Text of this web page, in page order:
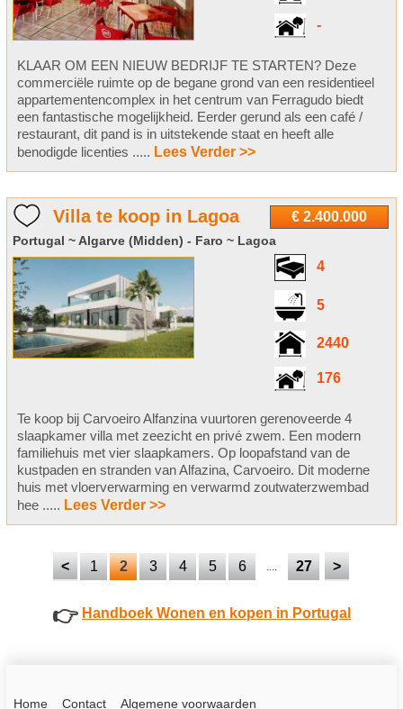
-
KLAAR OM EEN NIEUW BEDRIJF TE STARTEN? Deze
commerciële ruimte op de begane grond van een residentieel
appartementencomplex in het centrum van Ferragudo biedt
een fantastische mogelijkheid. Eerder gerund als een café /
restaurant, dit pand is in uitstekende staat en heeft alle
benodigde licenties ..... Lees Verder >>
€ 2.400.000
Villa te koop in Lagoa
Portugal ~ Algarve (Midden) - Faro ~ Lagoa
4
5
2440
176
Te koop bij Carvoeiro Alfanzina vuurtoren gerenoveerde 4
slaapkamer villa met zeezicht en privé zwem. Een modern
familiehuis met vier slaapkamers. Op loopafstand van de
kustpaden en stranden van Alfazina, Carvoeiro. Dit moderne
huis met vloerverwarming en verwarmd zoutwaterzwembad
hee ..... Lees Verder >>
< 1 2 3 4 5 6 .... 27 >
👉 Handboek Wonen en kopen in Portugal
Home Contact Algemene voorwaarden